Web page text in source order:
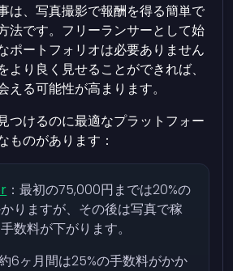
は、写真撮影で報酬を得る簡単で
法です。フリーランサーとして始
ポートフォリオは必要ありません
より良く見せることができれば、
える可能性が高まります。
つけるのに最適なプラットフォー
ものがあります：
：最初の75,000円までは20%の
りますが、その後は写真で稼
数料が下がります。
約6ヶ月間は25%の手数料がかか